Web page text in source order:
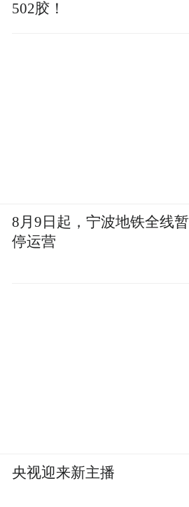
502胶！
8月9日起，宁波地铁全线暂
停运营
央视迎来新主播